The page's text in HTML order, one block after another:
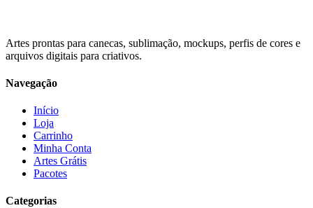
Artes prontas para canecas, sublimação, mockups, perfis de cores e
arquivos digitais para criativos.
Navegação
Início
Loja
Carrinho
Minha Conta
Artes Grátis
Pacotes
Categorias